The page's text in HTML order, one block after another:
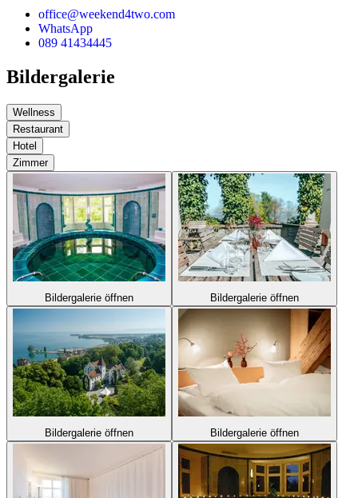
office@weekend4two.com
WhatsApp
089 41434445
Bildergalerie
Wellness
Restaurant
Hotel
Zimmer
Bildergalerie öffnen Bildergalerie öffnen
Bildergalerie öffnen Bildergalerie öffnen